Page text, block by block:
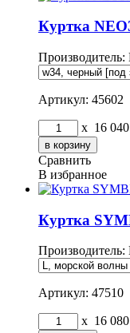
Куртка
Производитель:
Артикул: 45602
x 16 040
Сравнить
В избранное
Куртка
Производитель:
Артикул: 47510
x 16 080